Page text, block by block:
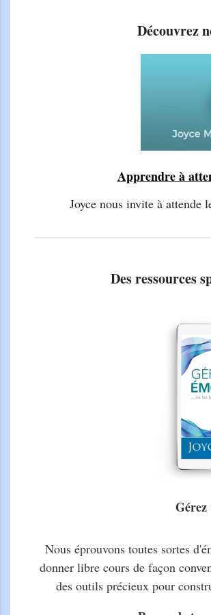
Découvrez
Apprendre à
Joyce nous invite à attende
Des ressources
Gérez
Nous éprouvons toutes sortes
donner libre cours de façon
des outils précieux pour